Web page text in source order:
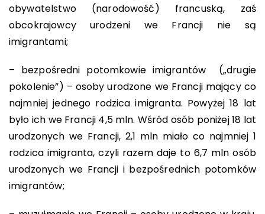
obywatelstwo (narodowość) francuską, zaś
obcokrajowcy urodzeni we Francji nie są
imigrantami;
– bezpośredni potomkowie imigrantów („drugie
pokolenie”) – osoby urodzone we Francji mający co
najmniej jednego rodzica imigranta. Powyżej 18 lat
było ich we Francji 4,5 mln. Wśród osób poniżej 18 lat
urodzonych we Francji, 2,1 mln miało co najmniej 1
rodzica imigranta, czyli razem daje to 6,7 mln osób
urodzonych we Francji i bezpośrednich potomków
imigrantów;